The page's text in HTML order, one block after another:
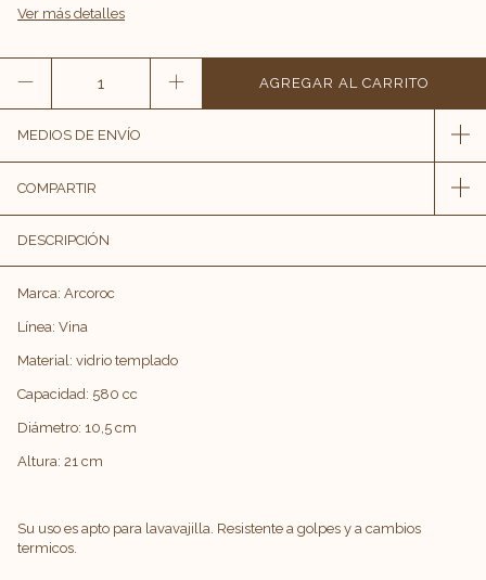
Ver más detalles
MEDIOS DE ENVÍO
COMPARTIR
DESCRIPCIÓN
Marca: Arcoroc
Línea: Vina
Material: vidrio templado
Capacidad: 580 cc
Diámetro: 10,5 cm
Altura: 21 cm
Su uso es apto para lavavajilla. Resistente a golpes y a cambios
termicos.